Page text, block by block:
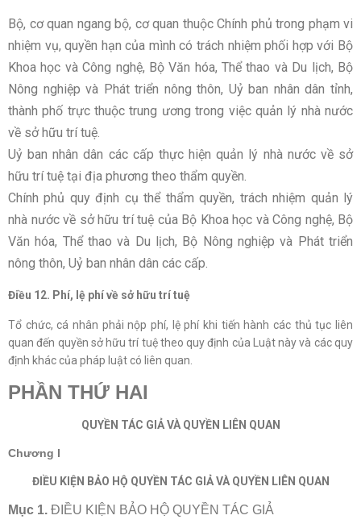
Bộ, cơ quan ngang bộ, cơ quan thuộc Chính phủ trong phạm vi
nhiệm vụ, quyền hạn của mình có trách nhiệm phối hợp với Bộ
Khoa học và Công nghệ, Bộ Văn hóa, Thể thao và Du lịch, Bộ
Nông nghiệp và Phát triển nông thôn, Uỷ ban nhân dân tỉnh,
thành phố trực thuộc trung ương trong việc quản lý nhà nước
về sở hữu trí tuệ.
Uỷ ban nhân dân các cấp thực hiện quản lý nhà nước về sở
hữu trí tuệ tại địa phương theo thẩm quyền.
Chính phủ quy định cụ thể thẩm quyền, trách nhiệm quản lý
nhà nước về sở hữu trí tuệ của Bộ Khoa học và Công nghệ, Bộ
Văn hóa, Thể thao và Du lịch, Bộ Nông nghiệp và Phát triển
nông thôn, Uỷ ban nhân dân các cấp.
Điều 12. Phí, lệ phí về sở hữu trí tuệ
Tổ chức, cá nhân phải nộp phí, lệ phí khi tiến hành các thủ tục liên
quan đến quyền sở hữu trí tuệ theo quy định của Luật này và các quy
định khác của pháp luật có liên quan.
PHẦN THỨ HAI
QUYỀN TÁC GIẢ VÀ QUYỀN LIÊN QUAN
Chương I
ĐIỀU KIỆN BẢO HỘ QUYỀN TÁC GIẢ VÀ QUYỀN LIÊN QUAN
Mục 1. ĐIỀU KIỆN BẢO HỘ QUYỀN TÁC GIẢ